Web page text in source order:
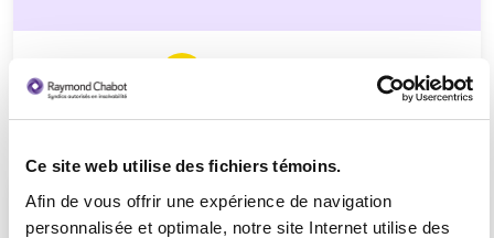
Ce site web utilise des fichiers témoins.
Afin de vous offrir une expérience de navigation
personnalisée et optimale, notre site Internet utilise des
La Sarre